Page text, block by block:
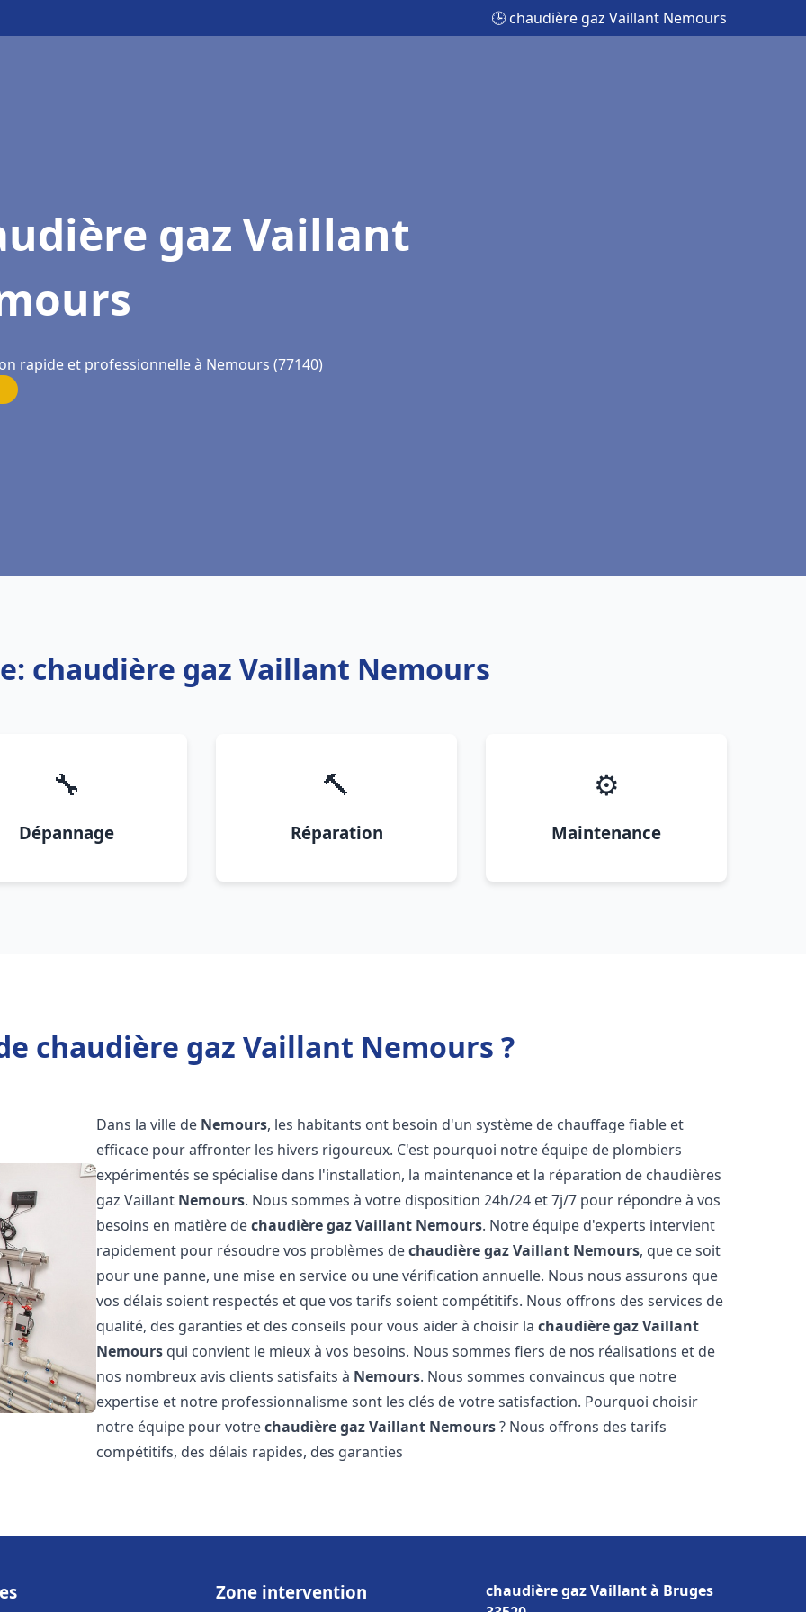
🕒 chaudière gaz Vaillant Nemours
gaz Vaillant
rapide et professionnelle à Nemours (77140)
chaudière gaz Vaillant Nemours
🔧
Dépannage
🔨
Réparation
⚙️
Maintenance
chaudière gaz Vaillant Nemours ?
Dans la ville de Nemours, les habitants ont besoin d'un système de chauffage fiable et
efficace pour affronter les hivers rigoureux. C'est pourquoi notre équipe de plombiers
expérimentés se spécialise dans l'installation, la maintenance et la réparation de chaudières
gaz Vaillant Nemours. Nous sommes à votre disposition 24h/24 et 7j/7 pour répondre à vos
besoins en matière dechaudière gaz Vaillant Nemours. Notre équipe d'experts intervient
rapidement pour résoudre vos problèmes dechaudière gaz Vaillant Nemours, que ce soit
pour une panne, une mise en service ou une vérification annuelle. Nous nous assurons que
vos délais soient respectés et que vos tarifs soient compétitifs. Nous offrons des services de
qualité, des garanties et des conseils pour vous aider à choisir lachaudière gaz Vaillant
Nemours qui convient le mieux à vos besoins. Nous sommes fiers de nos réalisations et de
nos nombreux avis clients satisfaits à Nemours. Nous sommes convaincus que notre
expertise et notre professionnalisme sont les clés de votre satisfaction. Pourquoi choisir
notre équipe pour votrechaudière gaz Vaillant Nemours? Nous offrons des tarifs
compétitifs, des délais rapides, des garanties
Zone intervention
chaudière gaz Vaillant à Bruges